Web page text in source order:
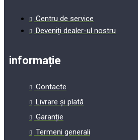
Centru de service
Deveniți dealer-ul nostru
informație
Contacte
Livrare și plată
Garanție
Termeni generali